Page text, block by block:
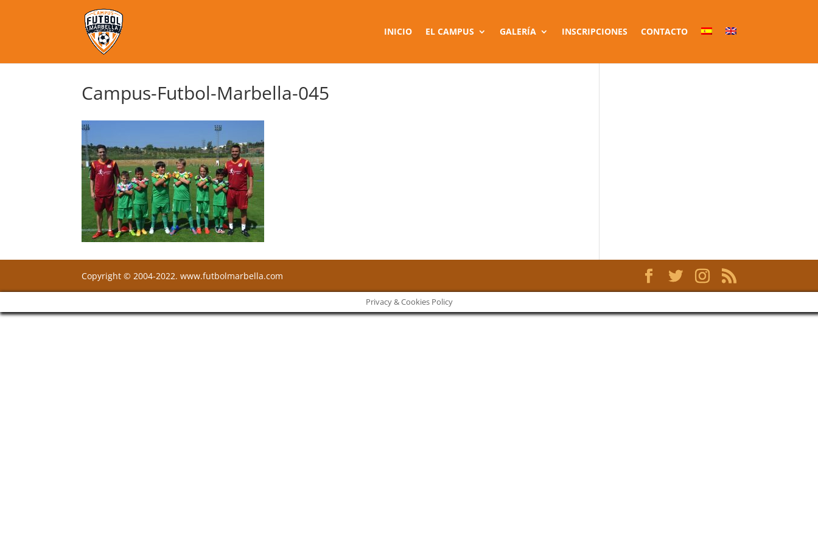
INICIO EL CAMPUS GALERÍA INSCRIPCIONES CONTACTO
Campus-Futbol-Marbella-045
Copyright © 2004-2022. www.futbolmarbella.com
Privacy & Cookies Policy